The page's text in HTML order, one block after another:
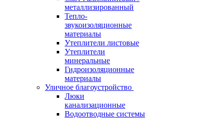
металлизированный
Тепло-
звукоизоляционные
материалы
Утеплители листовые
Утеплители
минеральные
Гидроизоляционные
материалы
Уличное благоустройство
Люки
канализационные
Водоотводные системы